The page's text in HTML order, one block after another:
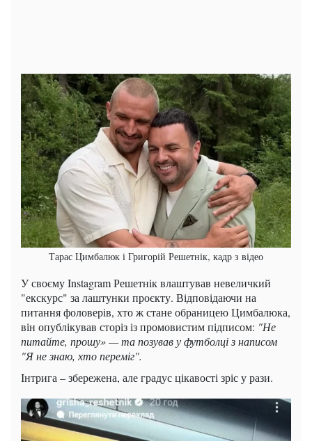
Тарас Цимбалюк і Григорій Решетнік, кадр з відео
У своєму Instagram Решетнік влаштував невеличкий
"екскурс" за лаштунки проєкту. Відповідаючи на
питання фоловерів, хто ж стане обраницею Цимбалюка,
він опублікував сторіз із промовистим підписом: "Не
питайте, прошу» — та позував у футболці з написом
"Я не знаю, хто переміг".
Інтрига – збережена, але градус цікавості зріс у рази.